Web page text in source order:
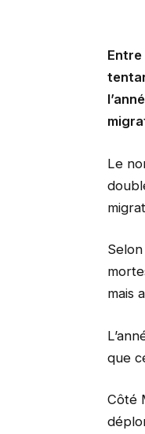
Entre
Le
mais
que
Côté